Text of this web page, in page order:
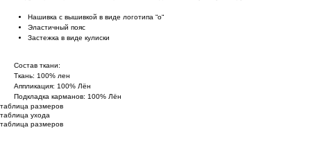
Нашивка с вышивкой в виде логотипа “о“
Эластичный пояс
Застежка в виде кулиски
Состав ткани:
Ткань: 100% лен
Аппликация: 100% Лён
Подкладка карманов: 100% Лён
таблица размеров
таблица ухода
таблица размеров